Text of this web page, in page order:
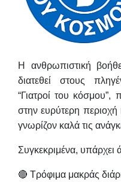
Η ανθρωπιστική
διατεθεί στους
“Γιατροί του κόσμου”,
στην ευρύτερη
γνωρίζον καλά τις
Συγκεκριμένα, υπάρχει
🔴 Τρόφιμα μακράς